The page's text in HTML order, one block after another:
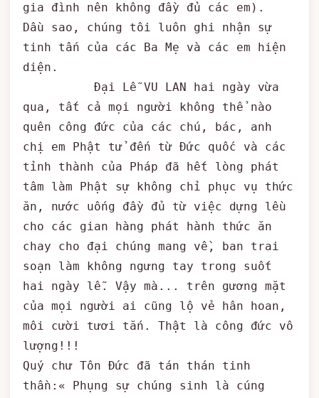
gia đình nên không đầy đủ các em).
Dầu sao, chúng tôi luôn ghi nhận sự
tinh tấn của các Ba Mẹ và các em hiện
diện.
qua, tất cả mọi người không thể nào
quên công đức của các chú, bác, anh
chị em Phật tử đến từ Đức quốc và các
tỉnh thành của Pháp đã hết lòng phát
tâm làm Phật sự không chỉ phục vụ thức
ăn, nước uống đầy đủ từ việc dựng lều
cho các gian hàng phát hành thức ăn
chay cho đại chúng mang về, ban trai
soạn làm không ngưng tay trong suốt
hai ngày lễ. Vậy mà... trên gương mặt
của mọi người ai cũng lộ vẻ hân hoan,
môi cười tươi tắn. Thật là công đức vô
lượng!!!
Quý chư Tôn Đức đã tán thán tinh
thần:« Phụng sự chúng sinh là cúng